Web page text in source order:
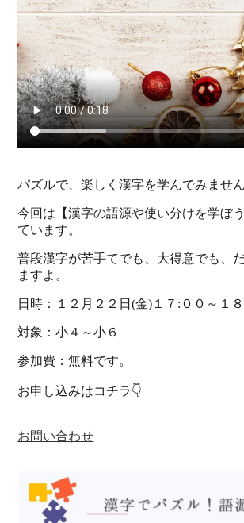
パズルで、楽しく漢字を学んでみませ
今回は【漢字の語源や使い分けを学ぼ
ています。
普段漢字が苦手てでも、大得意でも、
ますよ。
日時：１２月２２日(金)１７:００～１
対象：小４～小６
参加費：無料です。
お申し込みはコチラ👇
お問い合わせ